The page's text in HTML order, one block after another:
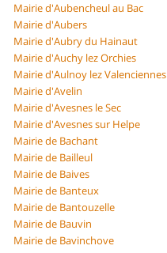
Mairie d'Aubencheul au Bac
Mairie d'Aubers
Mairie d'Aubry du Hainaut
Mairie d'Auchy lez Orchies
Mairie d'Aulnoy lez Valenciennes
Mairie d'Avelin
Mairie d'Avesnes le Sec
Mairie d'Avesnes sur Helpe
Mairie de Bachant
Mairie de Bailleul
Mairie de Baives
Mairie de Banteux
Mairie de Bantouzelle
Mairie de Bauvin
Mairie de Bavinchove